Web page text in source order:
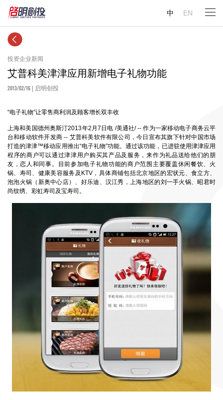
中 EN
投资企业新闻
艾普科美津津应用新增电子礼物功能
2013/02/16 | 启明创投
“电子礼物”让零售商利润及顾客增长双丰收
上海和美国德州奥斯汀2013年2月7日电 /美通社/ -- 作为一家移动电子商务云平
台和移动软件开发商 -- 艾普科美软件有限公司，今日宣布其旗下针对中国市场
打造的津津™移动应用推出“电子礼物”功能。通过该功能，已进驻使用津津应用
程序的商户可以通过津津用户购买其产品及服务，来作为礼品送给他们的朋
友，恋人和同事。目前参加电子礼物功能的商户范围主要覆盖休闲餐饮、火
锅、寿司、健康美容服务及KTV，具体商铺包括北京地区的宏状元、食立方、
泡泡火锅（新奥中心店）、好乐迪、汉江秀，上海地区的刘一手火锅、昭君时
尚纹绣、彩虹寿司及宝寿司。